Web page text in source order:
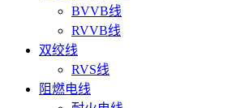
BVVB线
RVVB线
双绞线
RVS线
阻燃电线